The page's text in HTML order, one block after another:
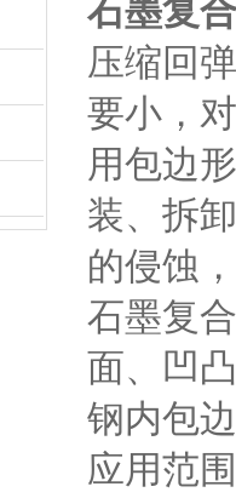
石墨复
压缩回
要小，
用包边
装、拆
的侵蚀
石墨复
面、凹
钢内包
应用范围